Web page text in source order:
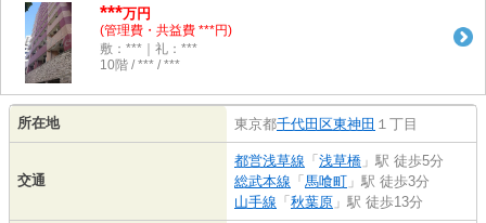
***万円
(管理費・共益費 ***円)
敷：***｜礼：***
10階 / *** / ***
所在地 東京都千代田区東神田 １丁目
交通
都営浅草線 「 浅草橋 」駅 徒歩5分
総武本線 「 馬喰町 」駅 徒歩3分
山手線 「 秋葉原 」駅 徒歩13分